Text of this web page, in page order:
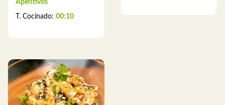
Aperitivos
T. Cocinado: 00:10